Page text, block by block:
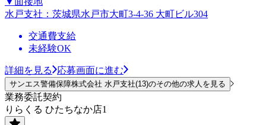
水戸支社：茨城県水戸市大町3-4-36 大町ビル304
交通費支給
未経験OK
詳細を見る 応募画面に進む
サンエス警備保障株式会社 水戸支社(13)のその他の求人を見る
業務委託契約
りらくる ひたちなか店1